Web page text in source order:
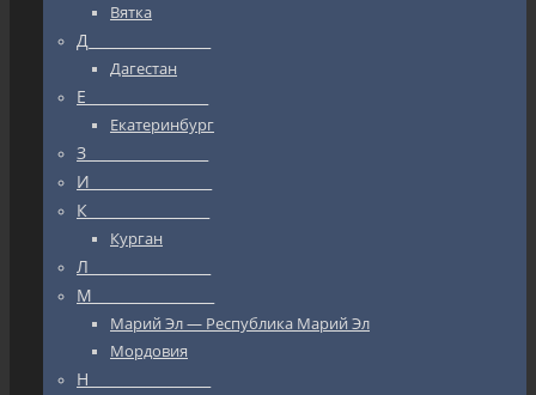
Вятка
Д_________________
Дагестан
Е_________________
Екатеринбург
З_________________
И_________________
К_________________
Курган
Л_________________
М_________________
Марий Эл — Республика Марий Эл
Мордовия
Н_________________